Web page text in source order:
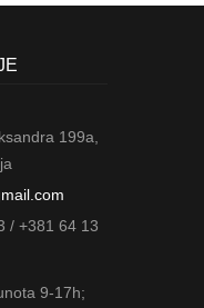
199a,
/ +381 64 13
9-17h;